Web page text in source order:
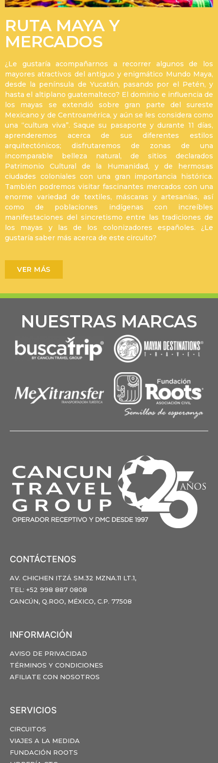
RUTA MAYA Y
MERCADOS
¿Le gustaría acompañarnos a recorrer algunos de los
mayores atractivos del antiguo y enigmático Mundo Maya,
desde la península de Yucatán, pasando por el Petén, y
hasta el altiplano guatemalteco? El dominio e influencia de
los mayas se extendió sobre gran parte del sureste
Mexicano y de Centroamérica, y aún se les considera como
una “cultura viva”. Saque su pasaporte y durante 11 días,
aprenderemos acerca de sus diferentes estilos
arquitectónicos; disfrutaremos de zonas de una
incomparable belleza natural, de sitios declarados
Patrimonio Cultural de la Humanidad, y de hermosas
ciudades coloniales con una gran importancia histórica.
También podremos visitar fascinantes mercados con una
enorme variedad de textiles, máscaras y artesanías, así
como de poblaciones indígenas con increíbles
manifestaciones del sincretismo entre las tradiciones de
los mayas y las de los colonizadores españoles. ¿Le
gustaría saber más acerca de este circuito?
VER MÁS
NUESTRAS MARCAS
CONTÁCTENOS
AV. CHICHEN ITZÁ SM.32 MZNA.11 LT.1,
TEL: +52 998 887 0808
CANCÚN, Q.ROO, MÉXICO, C.P. 77508
INFORMACIÓN
AVISO DE PRIVACIDAD
TÉRMINOS Y CONDICIONES
AFILIATE CON NOSOTROS
SERVICIOS
CIRCUITOS
VIAJES A LA MEDIDA
FUNDACIÓN ROOTS